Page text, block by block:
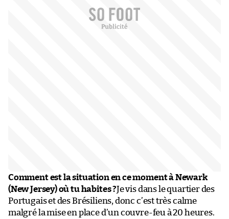
Comment est la situation en ce moment à Newark
(New Jersey) où tu habites ?Je vis dans le quartier des
Portugais et des Brésiliens, donc c’est très calme
malgré la mise en place d’un couvre-feu à 20 heures.